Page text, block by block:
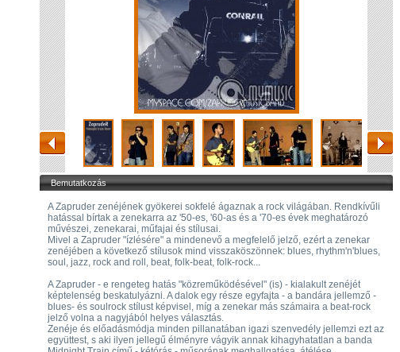
Bemutatkozás
A Zapruder zenéjének gyökerei sokfelé ágaznak a rock világában. Rendkívűli
hatással bírtak a zenekarra az '50-es, '60-as és a '70-es évek meghatározó
művészei, zenekarai, műfajai és stílusai.
Mivel a Zapruder "ízlésére" a mindenevő a megfelelő jelző, ezért a zenekar
zenéjében a következő stílusok mind visszaköszönnek: blues, rhythm'n'blues,
soul, jazz, rock and roll, beat, folk-beat, folk-rock...
A Zapruder - e rengeteg hatás "közreműködésével" (is) - kialakult zenéjét
képtelenség beskatulyázni. A dalok egy része egyfajta - a bandára jellemző -
blues- és soulrock stílust képvisel, míg a zenekar más számaira a beat-rock
jelző volna a nagyjából helyes választás.
Zenéje és előadásmódja minden pillanatában igazi szenvedély jellemzi ezt az
együttest, s aki ilyen jellegű élményre vágyik annak kihagyhatatlan a banda